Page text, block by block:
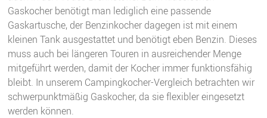
Gaskocher benötigt man lediglich eine passende
Gaskartusche, der Benzinkocher dagegen ist mit einem
kleinen Tank ausgestattet und benötigt eben Benzin. Dieses
muss auch bei längeren Touren in ausreichender Menge
mitgeführt werden, damit der Kocher immer funktionsfähig
bleibt. In unserem Campingkocher-Vergleich betrachten wir
schwerpunktmäßig Gaskocher, da sie flexibler eingesetzt
werden können.